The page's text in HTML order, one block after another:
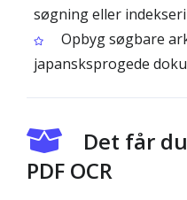
søgning eller
Opbyg søgbare
japansksprogede
Det får
PDF OCR